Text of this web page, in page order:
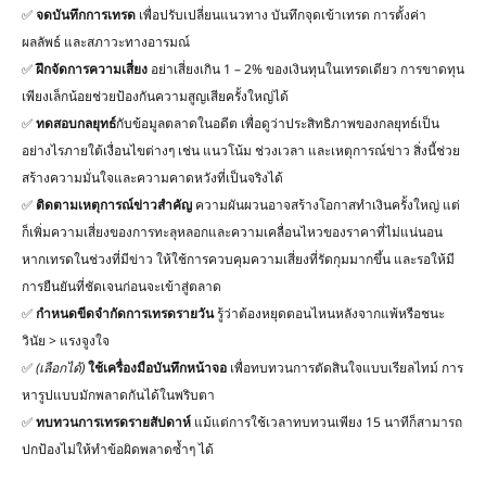
✅จดบันทึกการเทรด เพื่อปรับเปลี่ยนแนวทาง บันทึกจุดเข้าเทรด การตั้งค่า
ผลลัพธ์ และสภาวะทางอารมณ์
✅ฝึกจัดการความเสี่ยง อย่าเสี่ยงเกิน 1 – 2% ของเงินทุนในเทรดเดียว การขาดทุน
เพียงเล็กน้อยช่วยป้องกันความสูญเสียครั้งใหญ่ได้
✅ทดสอบกลยุทธ์กับข้อมูลตลาดในอดีต เพื่อดูว่าประสิทธิภาพของกลยุทธ์เป็น
อย่างไรภายใต้เงื่อนไขต่างๆ เช่น แนวโน้ม ช่วงเวลา และเหตุการณ์ข่าว สิ่งนี้ช่วย
สร้างความมั่นใจและความคาดหวังที่เป็นจริงได้
✅ติดตามเหตุการณ์ข่าวสำคัญ ความผันผวนอาจสร้างโอกาสทำเงินครั้งใหญ่ แต่
ก็เพิ่มความเสี่ยงของการทะลุหลอกและความเคลื่อนไหวของราคาที่ไม่แน่นอน
หากเทรดในช่วงที่มีข่าว ให้ใช้การควบคุมความเสี่ยงที่รัดกุมมากขึ้น และรอให้มี
การยืนยันที่ชัดเจนก่อนจะเข้าสู่ตลาด
✅กำหนดขีดจำกัดการเทรดรายวันรู้ว่าต้องหยุดตอนไหนหลังจากแพ้หรือชนะ
วินัย > แรงจูงใจ
✅(เลือกได้)ใช้เครื่องมือบันทึกหน้าจอ เพื่อทบทวนการตัดสินใจแบบเรียลไทม์ การ
หารูปแบบมักพลาดกันได้ในพริบตา
✅ทบทวนการเทรดรายสัปดาห์ แม้แต่การใช้เวลาทบทวนเพียง 15 นาทีก็สามารถ
ปกป้องไม่ให้ทำข้อผิดพลาดซ้ำๆ ได้